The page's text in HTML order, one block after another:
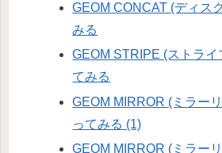
GEOM CONCAT (ディス
みる
GEOM STRIPE (ストライ
てみる
GEOM MIRROR (ミラー
ってみる (1)
GEOM MIRROR (ミラー